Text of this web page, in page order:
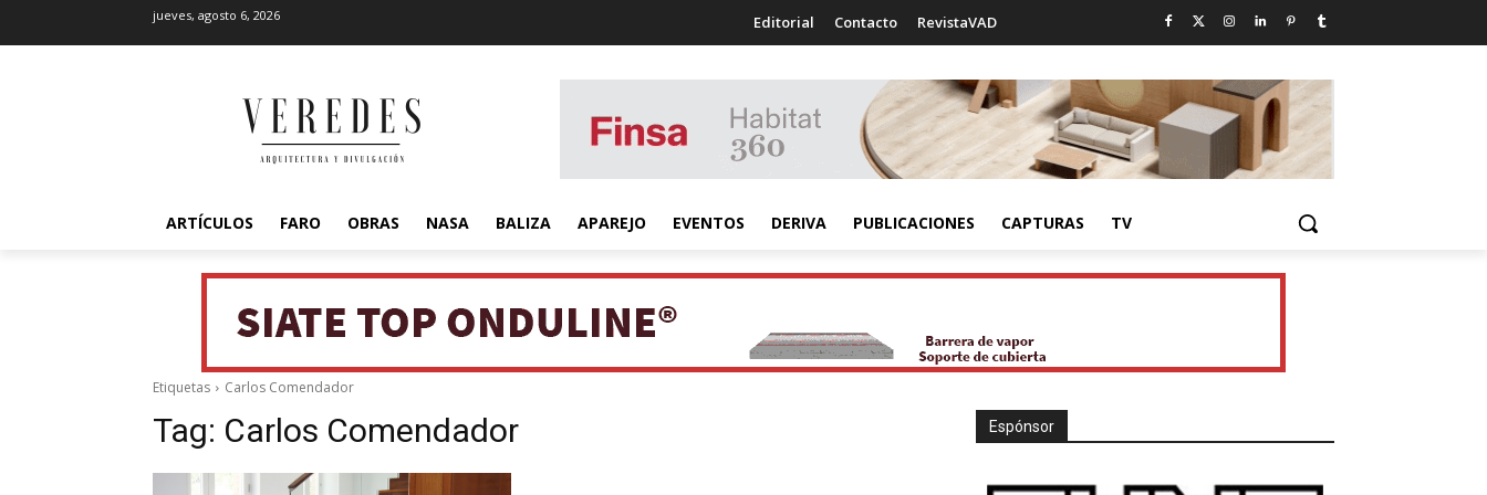
jueves, agosto 6, 2026 Editorial Contacto RevistaVAD
ARTÍCULOS FARO OBRAS NASA BALIZA APAREJO EVENTOS DERIVA PUBLICACIONES CAPTURAS TV
Etiquetas Carlos Comendador
Tag: Carlos Comendador Espónsor